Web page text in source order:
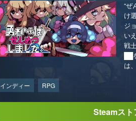
“ぜ
け
ジ
い
戦
██
は
インディー RPG
Steamスト